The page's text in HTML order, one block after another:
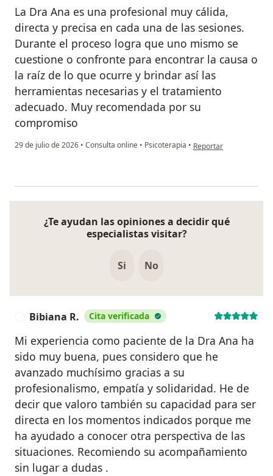
La Dra Ana es una profesional muy cálida,
directa y precisa en cada una de las sesiones.
Durante el proceso logra que uno mismo se
cuestione o confronte para encontrar la causa o
la raíz de lo que ocurre y brindar así las
herramientas necesarias y el tratamiento
adecuado. Muy recomendada por su
compromiso
29 de julio de 2026 • Consulta online • Psicoterapia • en opinión del usuario
Reportar
¿Te ayudan las opiniones a decidir qué
especialistas visitar?
Si No
Bibiana R. Cita verificada
Mi experiencia como paciente de la Dra Ana ha
sido muy buena, pues considero que he
avanzado muchísimo gracias a su
profesionalismo, empatía y solidaridad. He de
decir que valoro también su capacidad para ser
directa en los momentos indicados porque me
ha ayudado a conocer otra perspectiva de las
situaciones. Recomiendo su acompañamiento
sin lugar a dudas .